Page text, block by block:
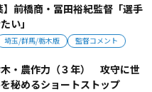
前橋商・冨田裕紀監督「選手
い」
埼玉/群馬/栃木版 監督コメント
木・農作力（３年） 攻守に世
秘めるショートストップ